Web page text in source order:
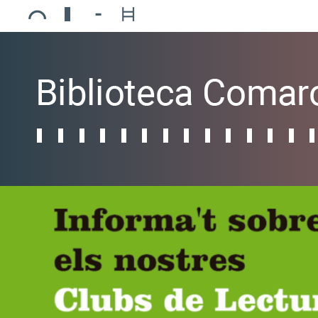
Ajuntament de Mollerussa
Biblioteca Comarcal Jaume Vila
Piscines de Mollerussa